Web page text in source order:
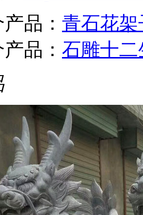
产品： 青石花
品： 石雕十二